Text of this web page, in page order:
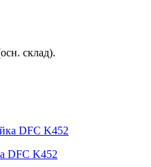
склад).
DFC K452